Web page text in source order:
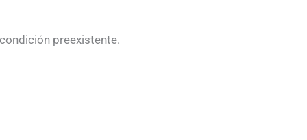
preexistente.